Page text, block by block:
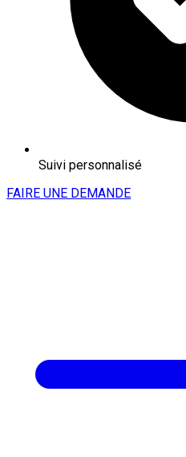
Suivi personnalisé
FAIRE UNE DEMANDE